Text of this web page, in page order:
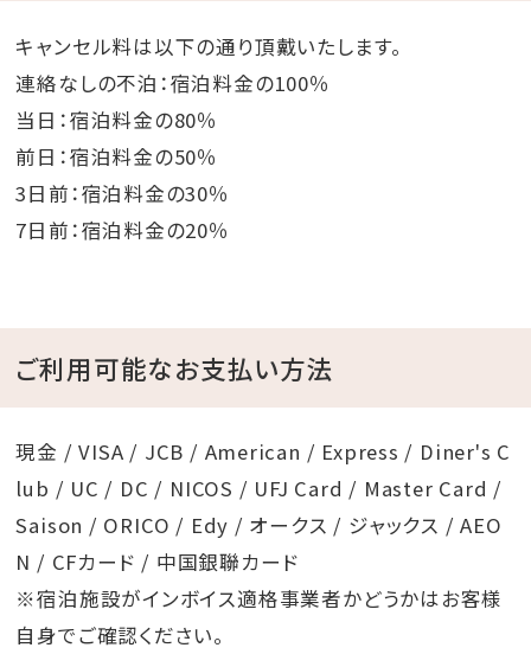
キャンセル料は以下の通り頂戴いたします。
連絡なしの不泊：宿泊料金の100％
当日：宿泊料金の80％
前日：宿泊料金の50％
3日前：宿泊料金の30％
7日前：宿泊料金の20％
ご利用可能なお支払い方法
現金 / VISA / JCB / American / Express / Diner's C
lub / UC / DC / NICOS / UFJ Card / Master Card /
Saison / ORICO / Edy / オークス / ジャックス / AEO
N / CFカード / 中国銀聯カード
※宿泊施設がインボイス適格事業者かどうかはお客様
自身でご確認ください。